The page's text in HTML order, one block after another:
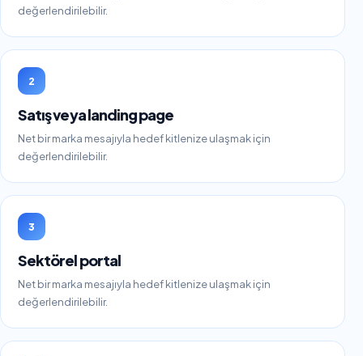
değerlendirilebilir.
2
Satış veya landing page
Net bir marka mesajıyla hedef kitlenize ulaşmak için
değerlendirilebilir.
3
Sektörel portal
Net bir marka mesajıyla hedef kitlenize ulaşmak için
değerlendirilebilir.